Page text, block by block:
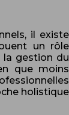
il existe
un rôle
la gestion du
que moins
holistique